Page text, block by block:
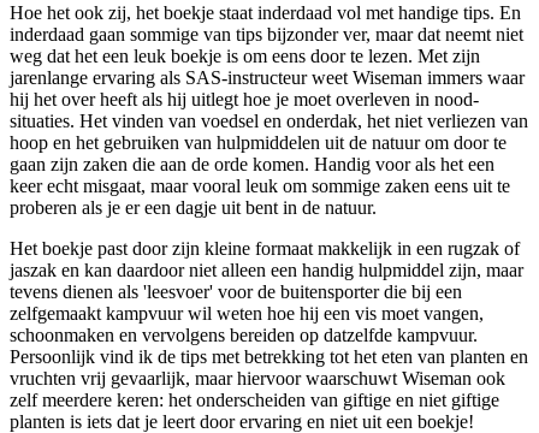
Hoe het ook zij, het boekje staat inderdaad vol met handige tips. En
inderdaad gaan sommige van tips bijzonder ver, maar dat neemt niet
weg dat het een leuk boekje is om eens door te lezen. Met zijn
jarenlange ervaring als SAS-instructeur weet Wiseman immers waar
hij het over heeft als hij uitlegt hoe je moet overleven in nood-
situaties. Het vinden van voedsel en onderdak, het niet verliezen van
hoop en het gebruiken van hulpmiddelen uit de natuur om door te
gaan zijn zaken die aan de orde komen. Handig voor als het een
keer echt misgaat, maar vooral leuk om sommige zaken eens uit te
proberen als je er een dagje uit bent in de natuur.
Het boekje past door zijn kleine formaat makkelijk in een rugzak of
jaszak en kan daardoor niet alleen een handig hulpmiddel zijn, maar
tevens dienen als 'leesvoer' voor de buitensporter die bij een
zelfgemaakt kampvuur wil weten hoe hij een vis moet vangen,
schoonmaken en vervolgens bereiden op datzelfde kampvuur.
Persoonlijk vind ik de tips met betrekking tot het eten van planten en
vruchten vrij gevaarlijk, maar hiervoor waarschuwt Wiseman ook
zelf meerdere keren: het onderscheiden van giftige en niet giftige
planten is iets dat je leert door ervaring en niet uit een boekje!